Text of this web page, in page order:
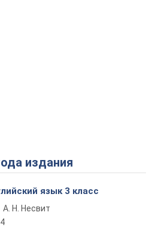
издания
язык 3 класс
А. Н. Несвит